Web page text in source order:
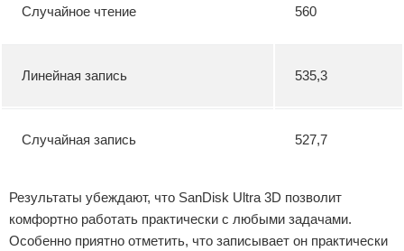
Случайное чтение 560
Линейная запись 535,3
Случайная запись 527,7
Результаты убеждают, что SanDisk Ultra 3D позволит
комфортно работать практически с любыми задачами.
Особенно приятно отметить, что записывает он практически